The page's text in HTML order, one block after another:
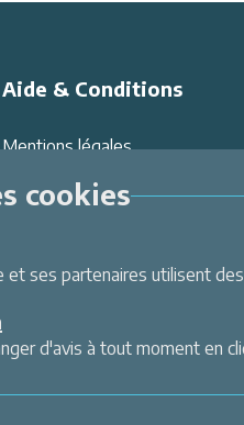
Aide & Conditions
Mentions légales
Protection des données
Conditions Générales de Vente
Environnement
cookies
et ses partenaires utilisent
d'avis à tout moment en